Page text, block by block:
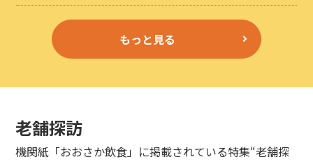
もっと見る
老舗探訪
機関紙「おおさか飲食」に掲載されている特集“老舗探